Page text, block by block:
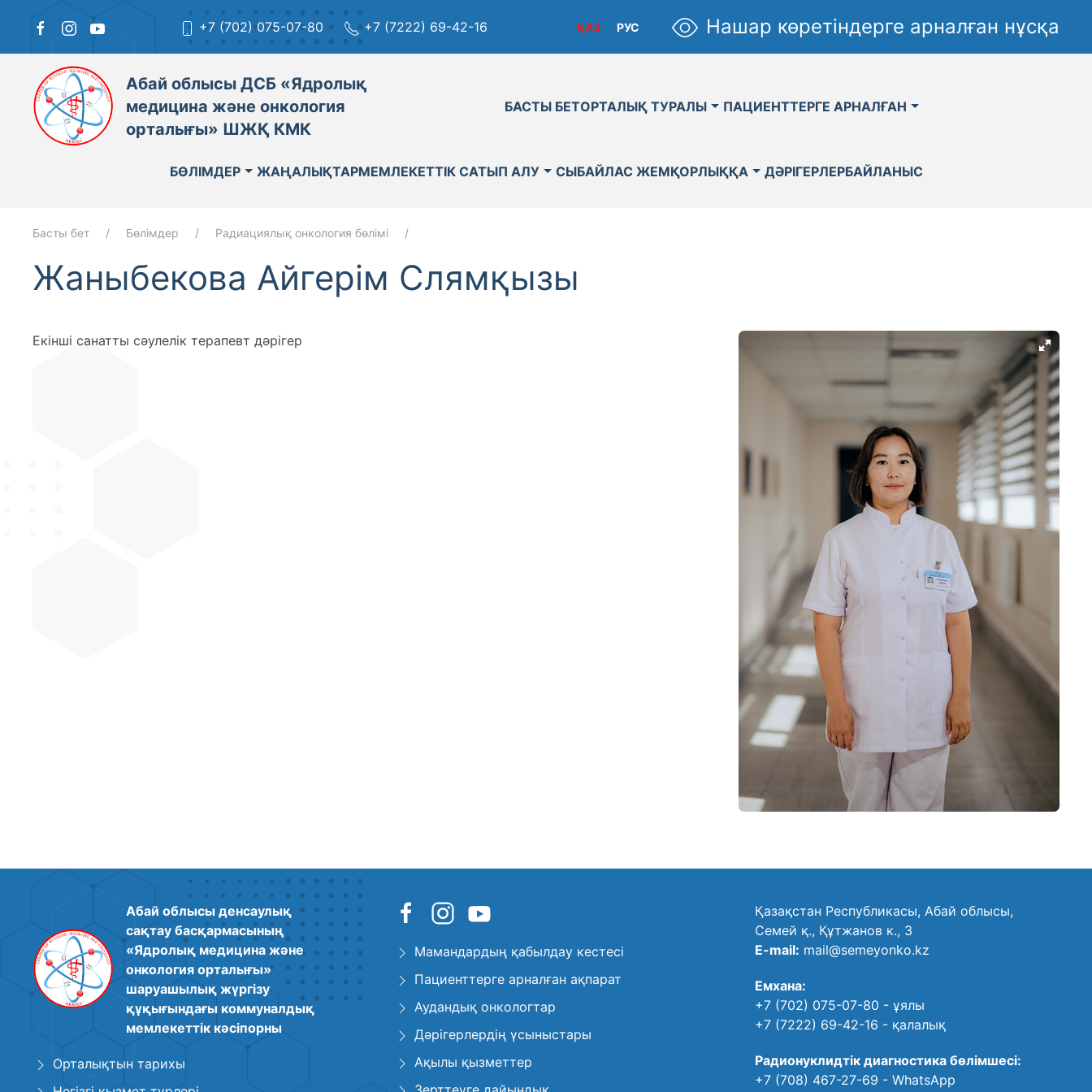
+7 (702) 075-07-80 +7 (7222) 69-42-16 РУС
ҚАЗ Нашар көретіндерге арналған нұсқа
Абай облысы ДСБ «Ядролық
медицина және онкология
орталығы» ШЖҚ КМК
БАСТЫ БЕТОРТАЛЫҚ ТУРАЛЫ ПАЦИЕНТТЕРГЕ АРНАЛҒАН
БӨЛІМДЕР ЖАҢАЛЫҚТАРМЕМЛЕКЕТТІК САТЫП АЛУ СЫБАЙЛАС ЖЕМҚОРЛЫҚҚА ДӘРІГЕРЛЕРБАЙЛАНЫС
Басты бет Бөлімдер Радиациялық онкология бөлімі
Жаныбекова Айгерім Слямқызы
Екінші санатты сәулелік терапевт дәрігер
Абай облысы денсаулық
сақтау басқармасының
«Ядролық медицина және
онкология орталығы»
шаруашылық жүргізу
құқығындағы коммуналдық
мемлекеттік кәсіпорны
Орталықтын тарихы
Мамандардың қабылдау кестесі
Пациенттерге арналған ақпарат
Аудандық онкологтар
Дәрігерлердің үсыныстары
Ақылы қызметтер
Қазақстан Республикасы, Абай облысы,
Семей қ., Құтжанов к., 3
E-mail: mail@semeyonko.kz
Емхана:
+7 (702) 075-07-80 - ұялы
+7 (7222) 69-42-16 - қалалық
Радионуклидтік диагностика бөлімшесі:
+7 (708) 467-27-69 - WhatsApp